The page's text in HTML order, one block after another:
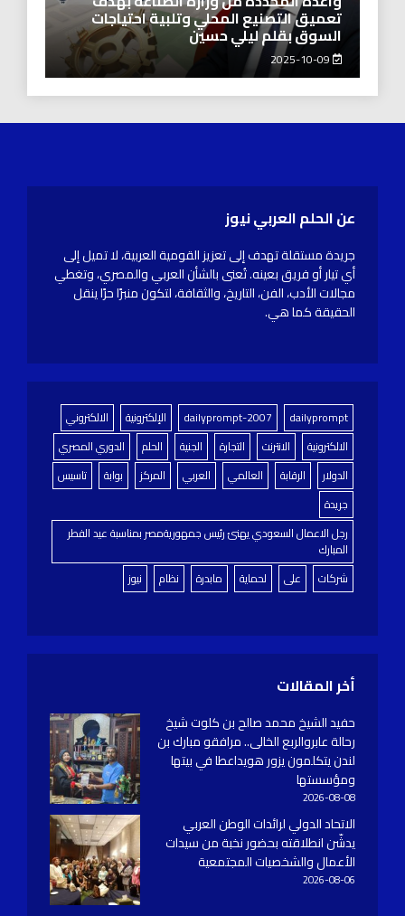
تعميق التصنيع المحلي وتلبية احتياجات
السوق بقلم ليلي حسين
عن الحلم العربي نيوز
جريدة مستقلة تهدف إلى تعزيز القومية العربية، لا تميل إلى
أي تيار أو فريق بعينه. تُعنى بالشأن العربي والمصري، وتغطي
مجالات الأدب، الفن، التاريخ، والثقافة، لتكون منبرًا حرًا ينقل
الحقيقة كما هي.
dailyprompt
dailyprompt-2007 الإلكترونية
الالكتروني
الالكترونية
الانترنت التجارة الجنية الحلم
الدوري المصري
الدولار
الرقابة العالمي العربي المركز بوابة
تاسيس
جريدة
رجل الاعمال السعودي يهنئ رئيس جمهوريةمصر بمناسبة عيد الفطر
المبارك
شركات
على لحماية مابدرة نظام نيوز
أخر المقالات
حفيد الشيخ محمد صالح بن كلوت شيخ
رحالة عابروالربع الخالى.. مرافقو مبارك بن
لندن يتكلمون يزور هويداعطا في بيتها
ومؤسستها
2026-08-08
الاتحاد الدولي لرائدات الوطن العربي
يدشّن انطلاقته بحضور نخبة من سيدات
الأعمال والشخصيات المجتمعية
2026-08-06